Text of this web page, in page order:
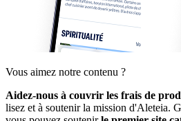
Vous aimez notre contenu ?
Aidez-nous à couvrir les frais de
lisez et à soutenir la mission d'Aleteia.